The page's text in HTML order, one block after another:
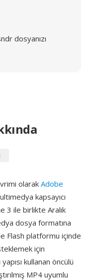
dosyanızı
olarak Adobe
kapsayıcı
3 ile birlikte Aralık
dosya formatına
Flash platformu içinde
için
kullanan öncülü
MP4 uyumlu